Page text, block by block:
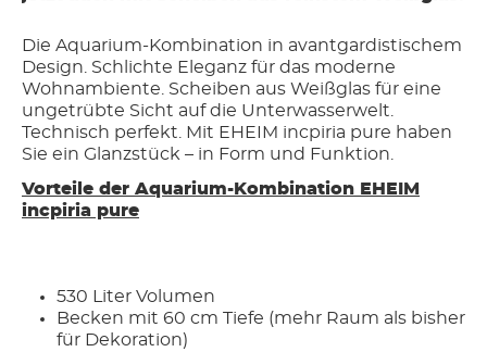
Die Aquarium-Kombination in avantgardistischem
Design. Schlichte Eleganz für das moderne
Wohnambiente. Scheiben aus Weißglas für eine
ungetrübte Sicht auf die Unterwasserwelt.
Technisch perfekt. Mit EHEIM incpiria pure haben
Sie ein Glanzstück – in Form und Funktion.
Vorteile der Aquarium-Kombination EHEIM
incpiria pure
530 Liter Volumen
Becken mit 60 cm Tiefe (mehr Raum als bisher
für Dekoration)